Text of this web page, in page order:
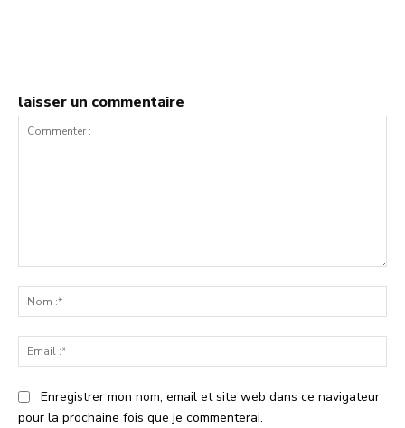
laisser un commentaire
:*
:*
Enregistrer mon nom, email et site web dans ce navigateur
pour la prochaine fois que je commenterai.